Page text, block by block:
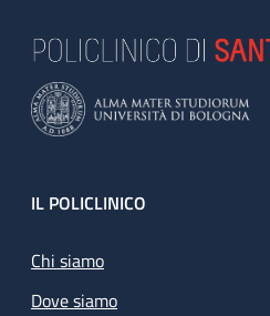
Footer
IL POLICLINICO
Chi siamo
Dove siamo